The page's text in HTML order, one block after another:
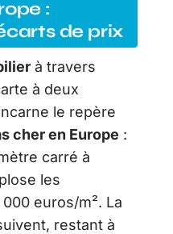
:
de prix
à travers
à deux
le repère
cher en Europe :
carré à
les
euros/m². La
restant à